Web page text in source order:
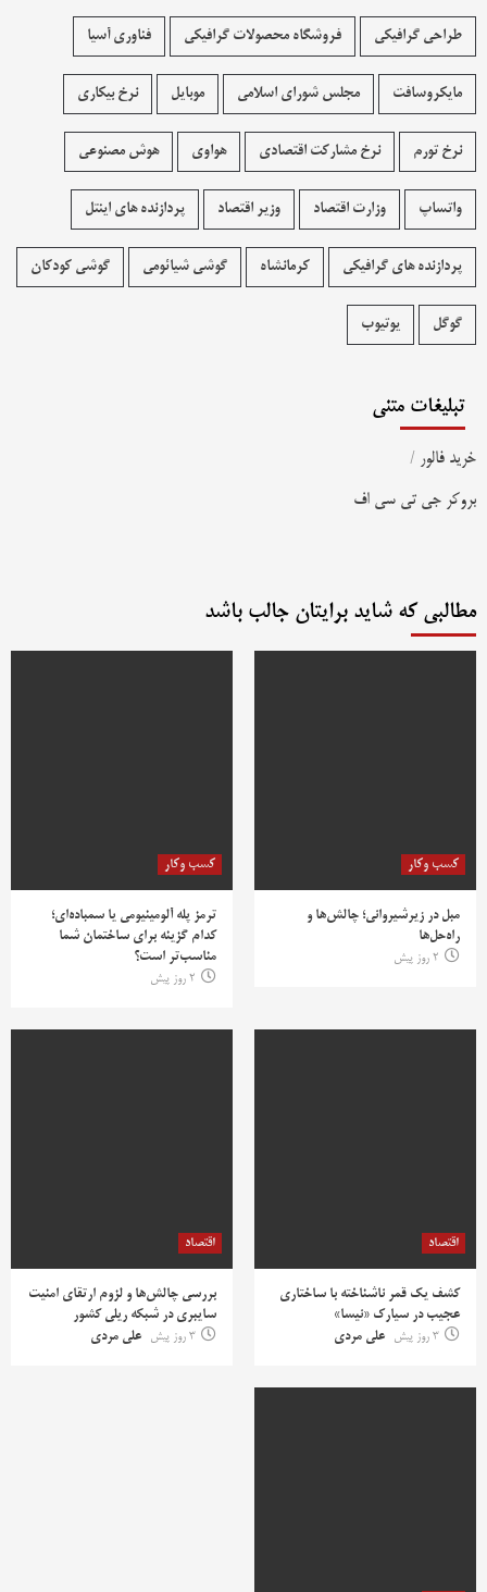
طراحی گرافیکی فروشگاه محصولات گرافيکی فناوری آسیا
مایکروسافت مجلس شورای اسلامی موبایل نرخ بیکاری
نرخ تورم نرخ مشارکت اقتصادی هواوی هوش مصنوعی
واتساپ وزارت اقتصاد وزیر اقتصاد پردازنده های اینتل
پردازنده های گرافیکی کرمانشاه گوشی شیائومی گوشی کودکان
گوگل یوتیوب
تبلیغات متنی
خرید فالور /
بروکر جی تی سی اف
مطالبی که شاید برایتان جالب باشد
کسب وکار
مبل در زیرشیروانی؛ چالش‌ها و
راه‌حل‌ها
2 روز پیش
کسب وکار
ترمز پله آلومینیومی یا سمباده‌ای؛
کدام گزینه برای ساختمان شما
مناسب‌تر است؟
2 روز پیش
اقتصاد
کشف یک قمر ناشناخته با ساختاری
عجیب در سیارک «نیسا»
3 روز پیش
علی مردی
اقتصاد
بررسی چالش‌ها و لزوم ارتقای امنیت
سایبری در شبکه ریلی کشور
3 روز پیش
علی مردی